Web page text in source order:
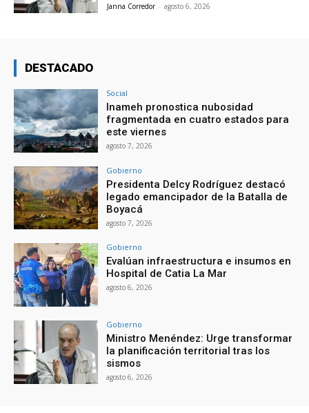
Janna Corredor - agosto 6, 2026
DESTACADO
Social
Inameh pronostica nubosidad
fragmentada en cuatro estados para
este viernes
agosto 7, 2026
Gobierno
Presidenta Delcy Rodríguez destacó
legado emancipador de la Batalla de
Boyacá
agosto 7, 2026
Gobierno
Evalúan infraestructura e insumos en
Hospital de Catia La Mar
agosto 6, 2026
Gobierno
Ministro Menéndez: Urge transformar
la planificación territorial tras los
sismos
agosto 6, 2026